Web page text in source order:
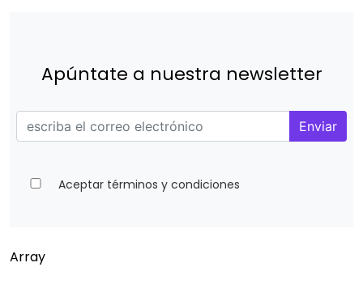
Apúntate a nuestra newsletter
Enviar
Aceptar términos y condiciones
Array